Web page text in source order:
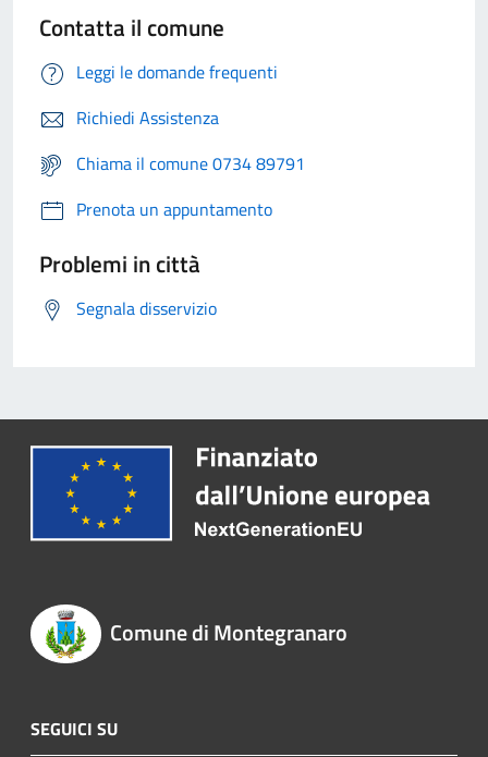
Contatta il comune
Leggi le domande frequenti
Richiedi Assistenza
Chiama il comune 0734 89791
Prenota un appuntamento
Problemi in città
Segnala disservizio
Comune di Montegranaro
SEGUICI SU